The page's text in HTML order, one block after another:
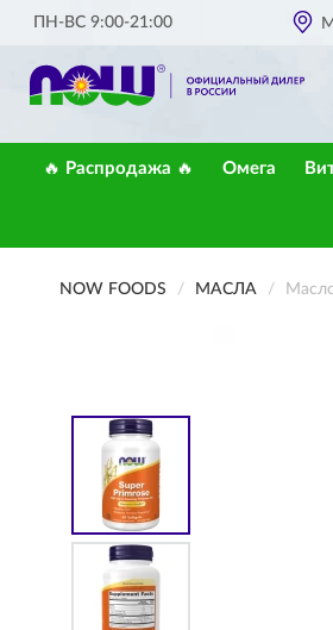
ПН-ВС 9:00-21:00ОФИЦИАЛЬНЫЙ
🔥 Распродажа 🔥 Омега
NOW FOODS МАСЛА